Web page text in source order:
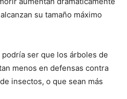
su tamaño máximo
ser que los árboles de
menos en defensas contra
insectos, o que sean más